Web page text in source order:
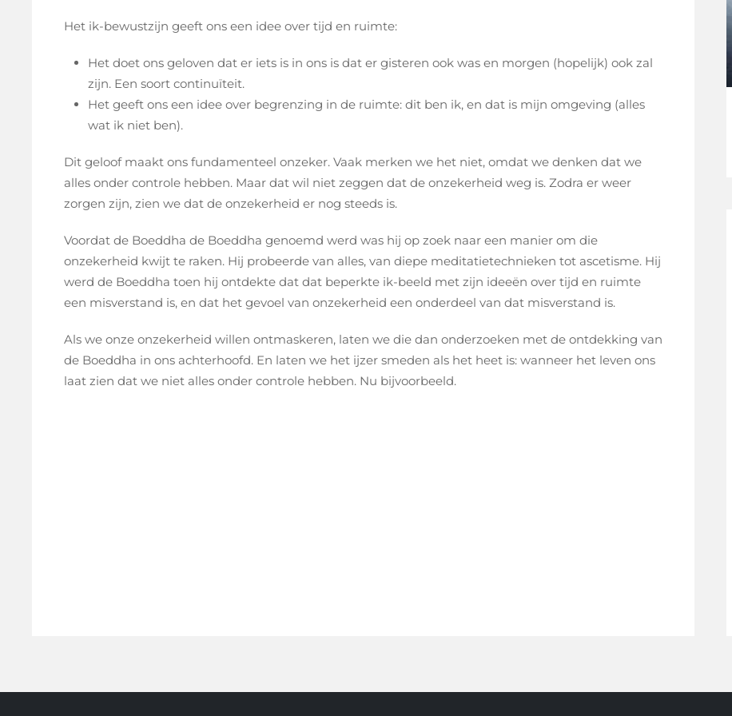
Het ik-bewustzijn geeft ons een idee over tijd en ruimte:
Het doet ons geloven dat er iets is in ons is dat er gisteren ook was en morgen (hopelijk) ook zal
zijn. Een soort continuïteit.
Het geeft ons een idee over begrenzing in de ruimte: dit ben ik, en dat is mijn omgeving (alles
wat ik niet ben).
Dit geloof maakt ons fundamenteel onzeker. Vaak merken we het niet, omdat we denken dat we
alles onder controle hebben. Maar dat wil niet zeggen dat de onzekerheid weg is. Zodra er weer
zorgen zijn, zien we dat de onzekerheid er nog steeds is.
Voordat de Boeddha de Boeddha genoemd werd was hij op zoek naar een manier om die
onzekerheid kwijt te raken. Hij probeerde van alles, van diepe meditatietechnieken tot ascetisme. Hij
werd de Boeddha toen hij ontdekte dat dat beperkte ik-beeld met zijn ideeën over tijd en ruimte
een misverstand is, en dat het gevoel van onzekerheid een onderdeel van dat misverstand is.
Als we onze onzekerheid willen ontmaskeren, laten we die dan onderzoeken met de ontdekking van
de Boeddha in ons achterhoofd. En laten we het ijzer smeden als het heet is: wanneer het leven ons
laat zien dat we niet alles onder controle hebben. Nu bijvoorbeeld.